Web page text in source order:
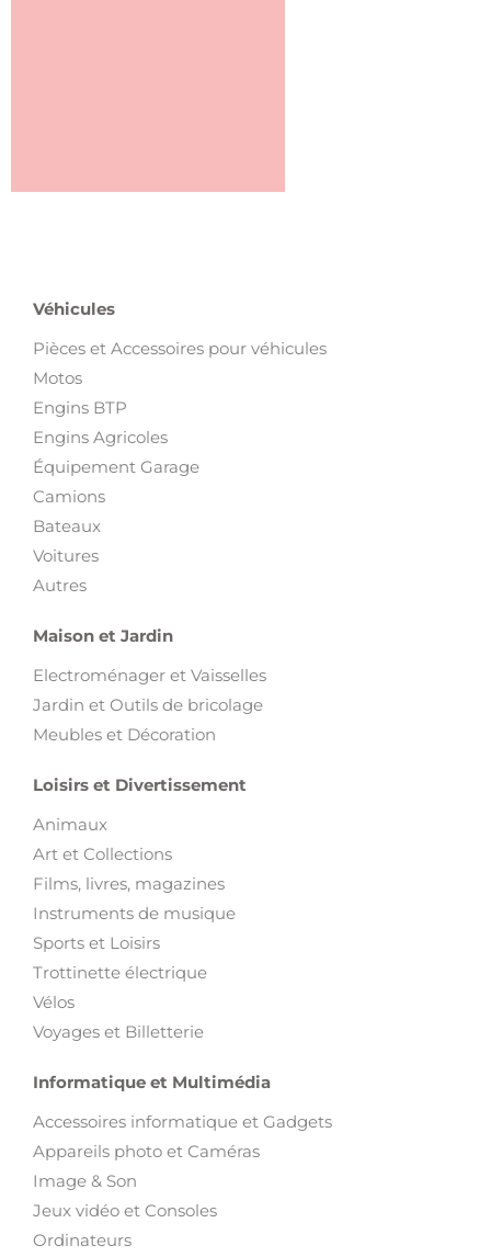
Véhicules
Pièces et Accessoires pour véhicules
Motos
Engins BTP
Engins Agricoles
Équipement Garage
Camions
Bateaux
Voitures
Autres
Maison et Jardin
Electroménager et Vaisselles
Jardin et Outils de bricolage
Meubles et Décoration
Loisirs et Divertissement
Animaux
Art et Collections
Films, livres, magazines
Instruments de musique
Sports et Loisirs
Trottinette électrique
Vélos
Voyages et Billetterie
Informatique et Multimédia
Accessoires informatique et Gadgets
Appareils photo et Caméras
Image & Son
Jeux vidéo et Consoles
Ordinateurs